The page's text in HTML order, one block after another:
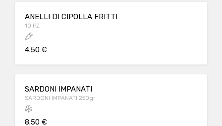
ANELLI DI CIPOLLA FRITTI
10 PZ
4.50 €
SARDONI IMPANATI
SARDONI IMPANATI 250gr
8.50 €